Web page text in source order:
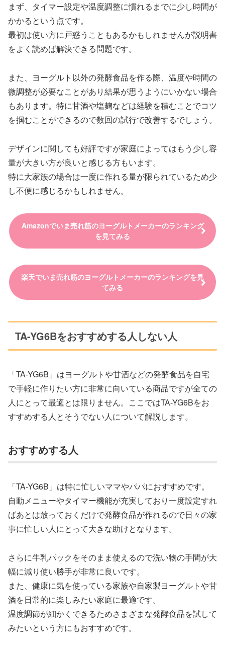
まず、タイマー設定や温度調整に慣れるまでに少し時間が
かかるという点です。
最初は使い方に戸惑うこともあるかもしれませんが説明書
をよく読めば解決できる問題です。
また、ヨーグルト以外の発酵食品を作る際、温度や時間の
微調整が必要なことがあり結果が思うようにいかない場合
もあります。特に甘酒や塩麹などは経験を積むことでコツ
を掴むことができるので数回の試行で改善するでしょう。
デザインに関しても好評ですが家庭によってはもう少し容
量が大きい方が良いと感じる方もいます。
特に大家族の場合は一度に作れる量が限られているため少
し不便に感じるかもしれません。
Amazonでいま売れ筋のヨーグルトメーカーのランキング
を見てみる
楽天でいま売れ筋のヨーグルトメーカーのランキングを見
てみる
‎TA-YG6Bをおすすめする人しない人
「TA-YG6B」はヨーグルトや甘酒などの発酵食品を自宅
で手軽に作りたい方に非常に向いている商品ですが全ての
人にとって最適とは限りません。ここでは‎TA-YG6Bをお
すすめする人とそうでない人について解説します。
おすすめする人
「TA-YG6B」は特に忙しいママやパパにおすすめです。
自動メニューやタイマー機能が充実しており一度設定すれ
ばあとは放っておくだけで発酵食品が作れるので日々の家
事に忙しい人にとって大きな助けとなります。
さらに牛乳パックをそのまま使えるので洗い物の手間が大
幅に減り使い勝手が非常に良いです。
また、健康に気を使っている家族や自家製ヨーグルトや甘
酒を日常的に楽しみたい家庭に最適です。
温度調節が細かくできるためさまざまな発酵食品を試して
みたいという方にもおすすめです。